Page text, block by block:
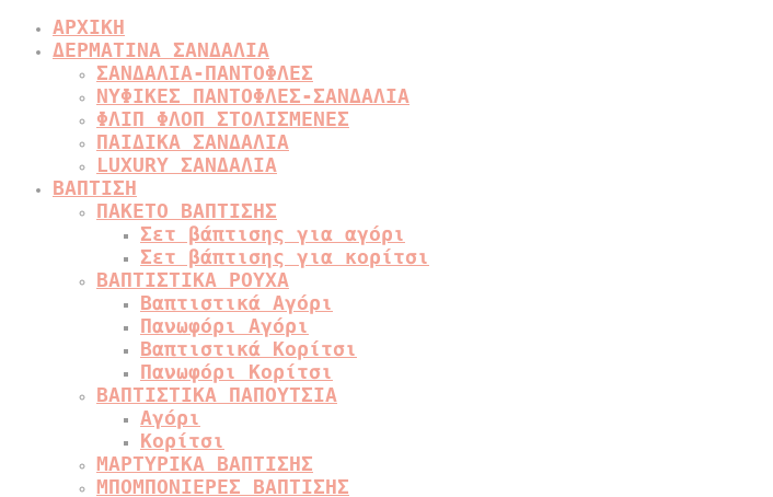
ΑΡΧΙΚΗ
ΔΕΡΜΑΤΙΝΑ ΣΑΝΔΑΛΙΑ
ΣΑΝΔΑΛΙΑ-ΠΑΝΤΟΦΛΕΣ
ΝΥΦΙΚΕΣ ΠΑΝΤΟΦΛΕΣ-ΣΑΝΔΑΛΙΑ
ΦΛΙΠ ΦΛΟΠ ΣΤΟΛΙΣΜΕΝΕΣ
ΠΑΙΔΙΚΑ ΣΑΝΔΑΛΙΑ
LUXURY ΣΑΝΔΑΛΙΑ
ΒΑΠΤΙΣΗ
ΠΑΚΕΤΟ ΒΑΠΤΙΣΗΣ
Σετ βάπτισης για αγόρι
Σετ βάπτισης για κορίτσι
ΒΑΠΤΙΣΤΙΚΑ ΡΟΥΧΑ
Βαπτιστικά Αγόρι
Πανωφόρι Αγόρι
Βαπτιστικά Κορίτσι
Πανωφόρι Κορίτσι
ΒΑΠΤΙΣΤΙΚΑ ΠΑΠΟΥΤΣΙΑ
Αγόρι
Κορίτσι
ΜΑΡΤΥΡΙΚΑ ΒΑΠΤΙΣΗΣ
ΜΠΟΜΠΟΝΙΕΡΕΣ ΒΑΠΤΙΣΗΣ